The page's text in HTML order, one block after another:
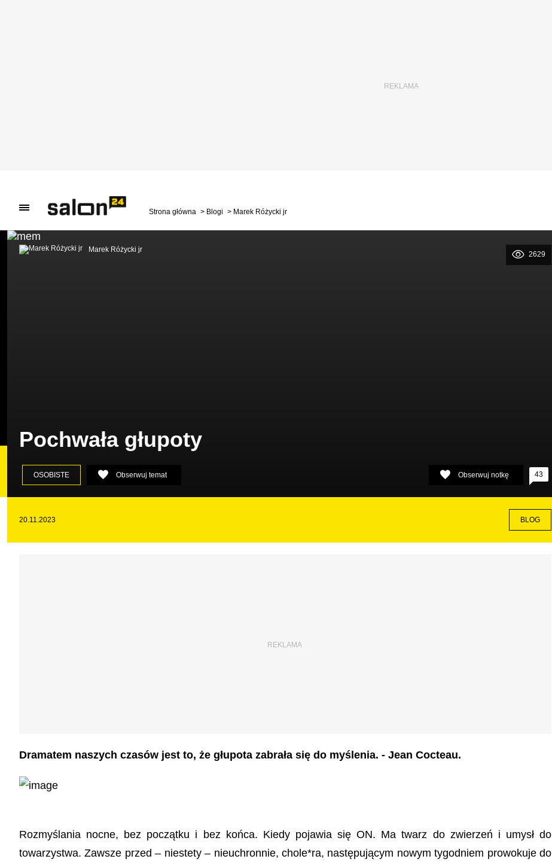
Strona główna Blogi Marek Różycki jr
Marek Różycki jr
2629
Pochwała głupoty
OSOBISTE Obserwuj temat Obserwuj notkę 43
20.11.2023 BLOG
Dramatem naszych czasów jest to, że głupota zabrała się do myślenia. - Jean Cocteau.
Rozmyślania nocne, bez początku i bez końca. Kiedy pojawia się ON. Ma twarz do zwierzeń i umysł do
towarzystwa. Zawsze przed – niestety – nieuchronnie, chole*ra, następującym nowym tygodniem prowokuje do